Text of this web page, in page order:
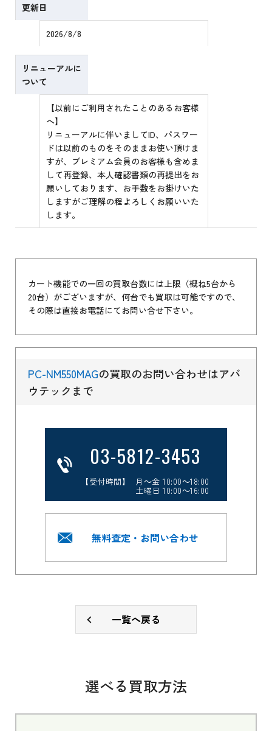
更新日
2026/8/8
リニューアルに
ついて
【以前にご利用されたことのあるお客様
へ】
リニューアルに伴いましてID、パスワー
ドは以前のものをそのままお使い頂けま
すが、プレミアム会員のお客様も含めま
して再登録、本人確認書類の再提出をお
願いしております、お手数をお掛けいた
しますがご理解の程よろしくお願いいた
します。
カート機能での一回の買取台数には上限（概ね5台から
20台）がございますが、何台でも買取は可能ですので、
その際は直接お電話にてお問い合せ下さい。
PC-NM550MAGの買取のお問い合わせはアバ
ウテックまで
03-5812-3453
【受付時間】 月～金 10:00～18:00
土曜日 10:00～16:00
無料査定・お問い合わせ
一覧へ戻る
選べる買取方法